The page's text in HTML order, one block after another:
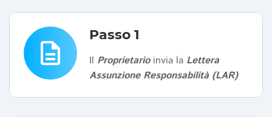
description
Passo 1
Il Proprietarioinvia la Lettera
Assunzione Responsabilità (LAR)